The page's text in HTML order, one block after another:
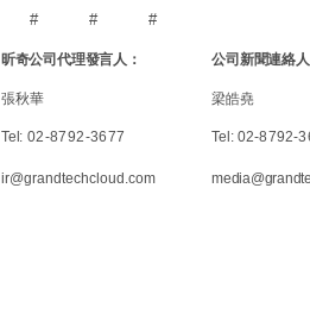
# # #
昕奇公司代理發言人：
張秋華
Tel: 02-8792-3677
ir@grandtechcloud.com
公司新聞連絡人
梁皓堯
Tel:02-8792-
media